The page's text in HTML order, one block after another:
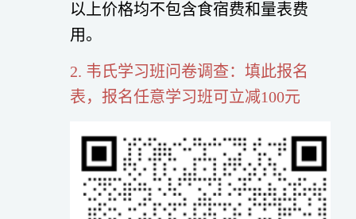
以上价格均不包含食宿费和量表费
用。
2. 韦氏学习班问卷调查：填此报名
表，报名任意学习班可立减100元